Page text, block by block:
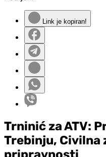
Link je kopiran!
Trninić za ATV:
Trebinju, Civilna